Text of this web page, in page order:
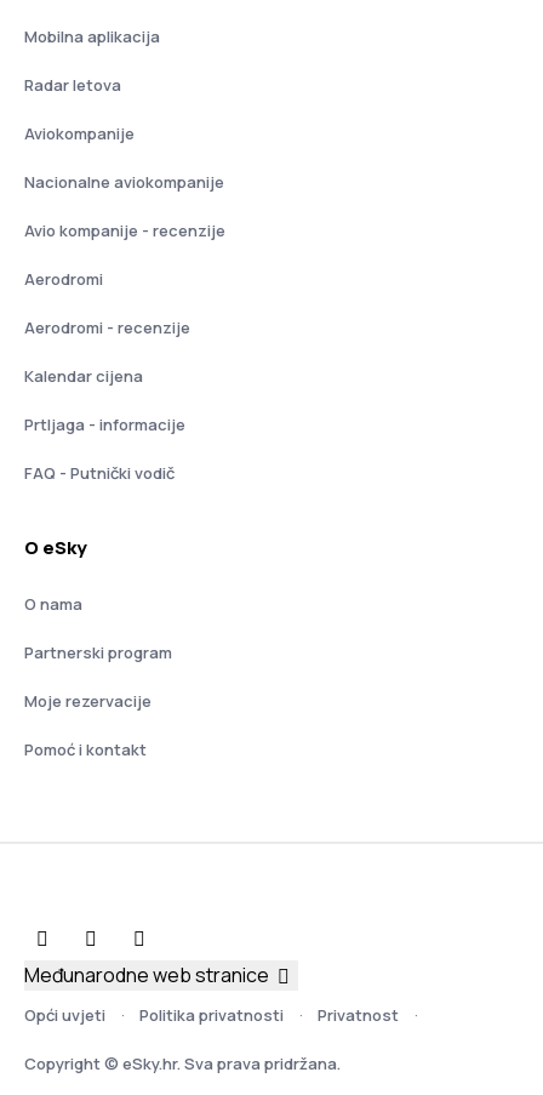
Mobilna aplikacija
Radar letova
Aviokompanije
Nacionalne aviokompanije
Avio kompanije - recenzije
Aerodromi
Aerodromi - recenzije
Kalendar cijena
Prtljaga - informacije
FAQ - Putnički vodič
O eSky
O nama
Partnerski program
Moje rezervacije
Pomoć i kontakt
Opći uvjeti Politika privatnosti Privatnost
Copyright © eSky.hr. Sva prava pridržana.
Međunarodne web stranice